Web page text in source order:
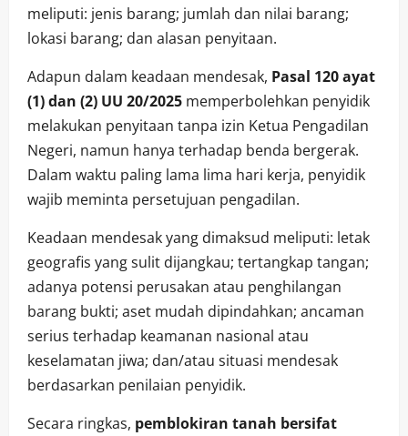
meliputi: jenis barang; jumlah dan nilai barang;
lokasi barang; dan alasan penyitaan.
Adapun dalam keadaan mendesak, Pasal 120 ayat
(1) dan (2) UU 20/2025 memperbolehkan penyidik
melakukan penyitaan tanpa izin Ketua Pengadilan
Negeri, namun hanya terhadap benda bergerak.
Dalam waktu paling lama lima hari kerja, penyidik
wajib meminta persetujuan pengadilan.
Keadaan mendesak yang dimaksud meliputi: letak
geografis yang sulit dijangkau; tertangkap tangan;
adanya potensi perusakan atau penghilangan
barang bukti; aset mudah dipindahkan; ancaman
serius terhadap keamanan nasional atau
keselamatan jiwa; dan/atau situasi mendesak
berdasarkan penilaian penyidik.
Secara ringkas, pemblokiran tanah bersifat